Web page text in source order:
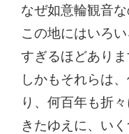
なぜ如意輪観音
この地にはいろ
すぎるほどありま
しかもそれらは
り、何百年も折
きたゆえに、い